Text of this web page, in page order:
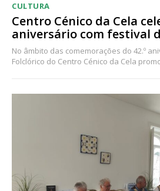
CULTURA
Centro Cénico da Cela
aniversário com festival
No âmbito das comemorações do 42.º
Folclórico do Centro Cénico da Cela